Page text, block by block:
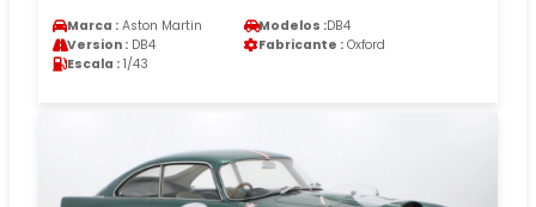
Marca : Aston Martin Modelos :DB4
Version : DB4 Fabricante : Oxford
Escala : 1/43